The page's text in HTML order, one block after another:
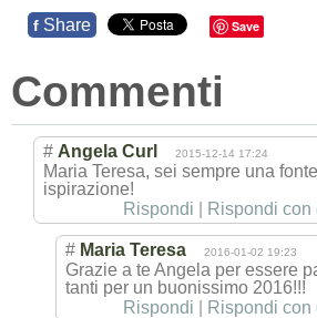
f Share Save
Commenti
# Angela Curl 2015-12-14 17:24
Maria Teresa, sei sempre una
ispirazione!
Rispondi
Rispondi con
# Maria Teresa 2016-01-02 19:23
Grazie a te Angela per essere
tanti per un buonissimo 2016!!!
Rispondi
Rispondi con